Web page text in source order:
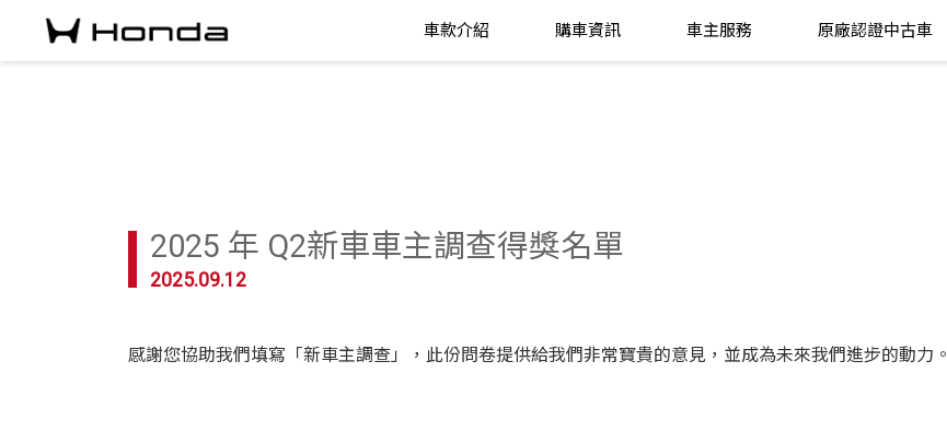
車款介紹 購車資訊 車主服務 原廠認證中古車
2025 年 Q2新車車主調查得獎名單
2025.09.12
感謝您協助我們填寫「新車主調查」，此份問卷提供給我們非常寶貴的意見，並成為未來我們進步的動力。